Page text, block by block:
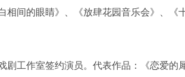
相间的眼睛》、《放肆花园音乐会》、《
剧工作室签约演员。代表作品：《恋爱的